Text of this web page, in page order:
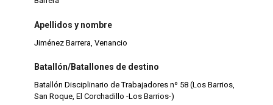
Apellidos y nombre
Jiménez Barrera, Venancio
Batallón/Batallones de destino
Batallón Disciplinario de Trabajadores nº 58 (Los Barrios,
San Roque, El Corchadillo -Los Barrios-)